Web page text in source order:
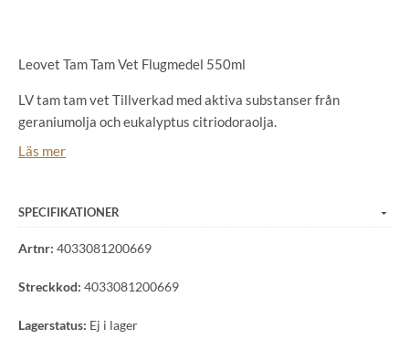
Leovet Tam Tam Vet Flugmedel 550ml
LV tam tam vet Tillverkad med aktiva substanser från
geraniumolja och eukalyptus citriodoraolja.
Homogenisering ökar varaktigheten av den insektsavvisande
Använd biocider på ett säkert sätt. Läs alltid etiketten och
produktinformationen före användning.
Läs mer
SPECIFIKATIONER
Artnr: 4033081200669
Streckkod: 4033081200669
Lagerstatus: Ej i lager